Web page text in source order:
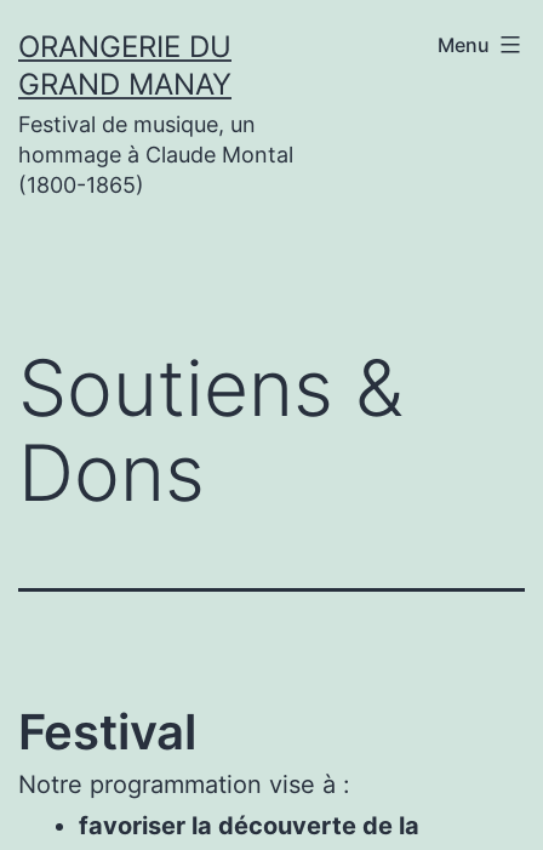
au
contenu
ORANGERIE DU
GRAND MANAY
Festival de musique, un
hommage à Claude Montal
(1800-1865)
Menu
Soutiens &
Dons
Festival
Notre programmation vise à :
favoriser la découverte de la